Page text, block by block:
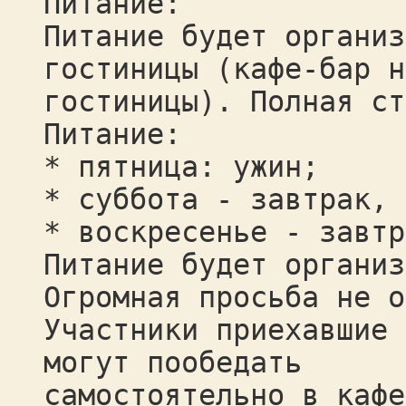
Питание будет
гостиницы (кафе-бар
гостиницы). Полная
Питание:
* пятница: ужин;
* суббота - завтрак,
* воскресенье -
Питание будет
Огромная просьба не
Участники
могут пообедать
самостоятельно в